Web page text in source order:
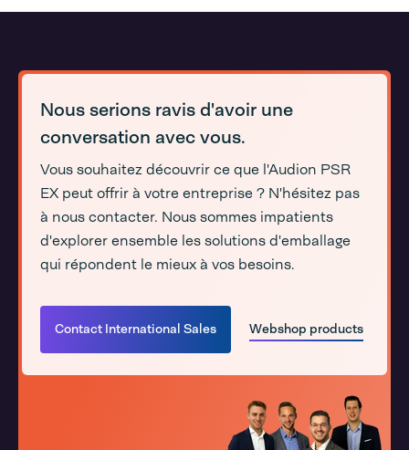
Nous serions ravis d'avoir une
conversation avec vous.
Vous souhaitez découvrir ce que l'Audion PSR
EX peut offrir à votre entreprise ? N'hésitez pas
à nous contacter. Nous sommes impatients
d'explorer ensemble les solutions d'emballage
qui répondent le mieux à vos besoins.
Contact International Sales Webshop products